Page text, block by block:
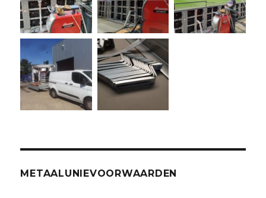
METAALUNIEVOORWAARDEN